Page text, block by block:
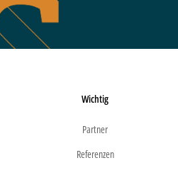
Wichtig
Partner
Referenzen